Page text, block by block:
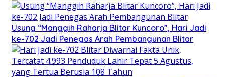
Usung “Manggih Raharja Blitar Kuncoro”, Hari Jadi
ke-702 Jadi Penegas Arah Pembangunan Blitar